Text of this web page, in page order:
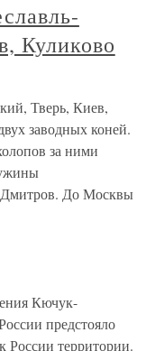
Куликово
Тверь, Киев,
заводных коней.
за ними
Дмитров. До Москвы
Кючук-
предстояло
России территории.